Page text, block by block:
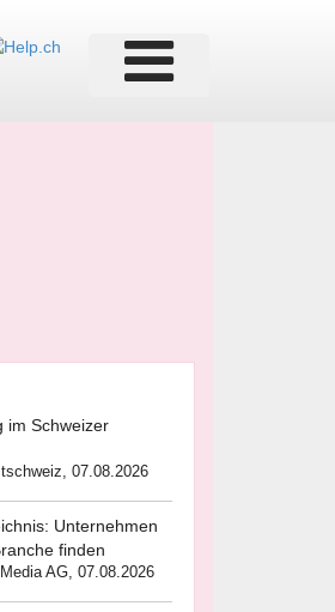
im Schweizer
07.08.2026
Unternehmen
finden
AG, 07.08.2026